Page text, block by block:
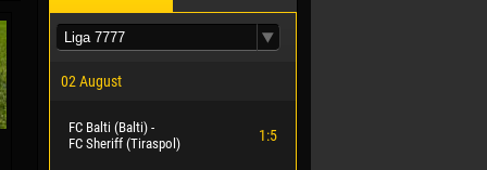
02 August
FC Balti (Balti) -
FC Sheriff (Tiraspol)
1:5